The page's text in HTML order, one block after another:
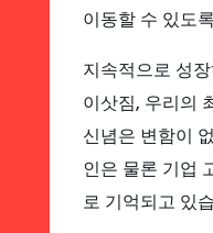
이동할 수 있도
지속적으로 성
이삿짐, 우리의
신념은 변함이
인은 물론 기업
로 기억되고 있